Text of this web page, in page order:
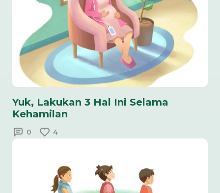
Yuk, Lakukan 3 Hal Ini Selama
Kehamilan
0 4